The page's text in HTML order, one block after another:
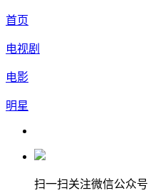
首页
电视剧
电影
明星
扫一扫关注微信公众号